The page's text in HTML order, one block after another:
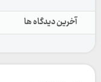
آخرین دیدگاه ها